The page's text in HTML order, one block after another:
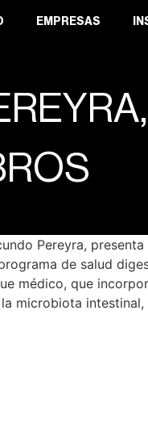
EMPRESAS
Pereyra,
de salud
médico, que
microbiota